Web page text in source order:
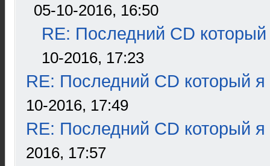
05-10-2016, 16:50
RE: Последний CD который
10-2016, 17:23
RE: Последний CD который я
10-2016, 17:49
RE: Последний CD который я
2016, 17:57